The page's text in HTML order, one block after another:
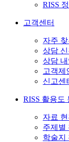
RISS
고객센터
자주
상담 신
상담
고객제
신고센
RISS 활용도
자료 현
주제별
학술지